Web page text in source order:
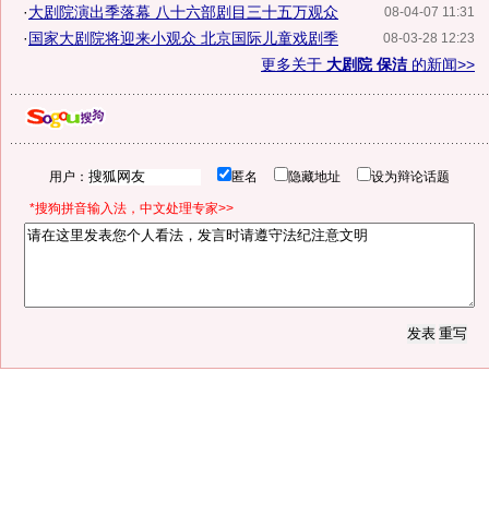
08-04-07 11:31
·大剧院演出季落幕 八十六部剧目三十五万观众
08-03-28 12:23
·国家大剧院将迎来小观众 北京国际儿童戏剧季
更多关于 大剧院 保洁的新闻>>
用户： 匿名 隐藏地址 设为辩论话题
*搜狗拼音输入法，中文处理专家>>